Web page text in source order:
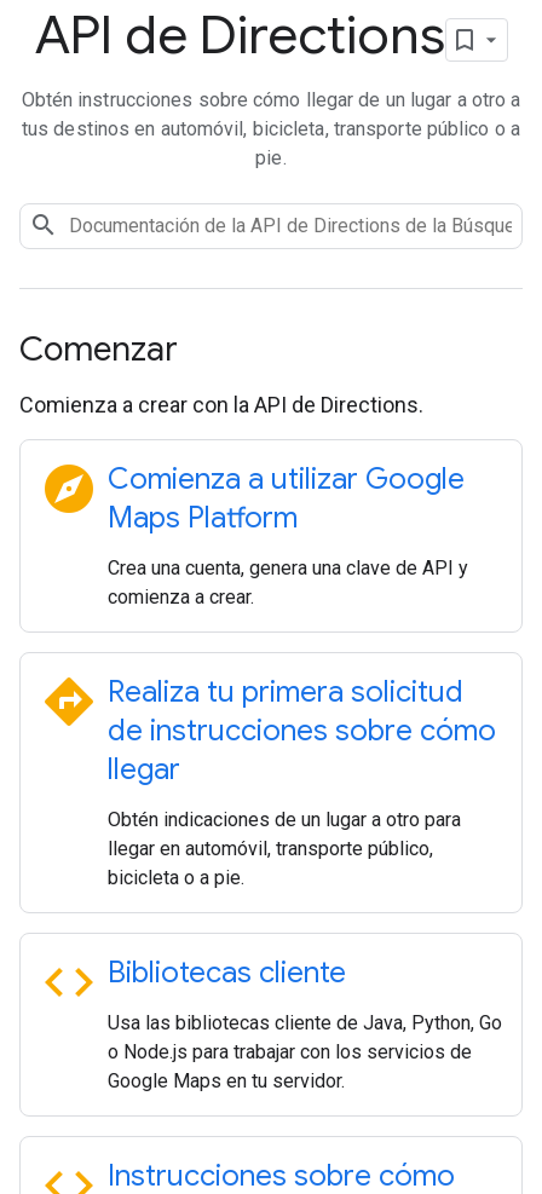
API de Directions
Obtén instrucciones sobre cómo llegar de un lugar a otro a
tus destinos en automóvil, bicicleta, transporte público o a
pie.
Comenzar
Comienza a crear con la API de Directions.
explore Comienza a utilizar Google
Maps Platform
Crea una cuenta, genera una clave de API y
comienza a crear.
directions Realiza tu primera solicitud
de instrucciones sobre cómo
llegar
Obtén indicaciones de un lugar a otro para
llegar en automóvil, transporte público,
bicicleta o a pie.
code Bibliotecas cliente
Usa las bibliotecas cliente de Java, Python, Go
o Node.js para trabajar con los servicios de
Google Maps en tu servidor.
Instrucciones sobre cómo